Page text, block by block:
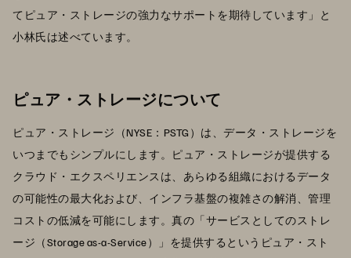
てピュア・ストレージの強力なサポートを期待しています」と
小林氏は述べています。
ピュア・ストレージについて
ピュア・ストレージ（NYSE：PSTG）は、データ・ストレージを
いつまでもシンプルにします。ピュア・ストレージが提供する
クラウド・エクスペリエンスは、あらゆる組織におけるデータ
の可能性の最大化および、インフラ基盤の複雑さの解消、管理
コストの低減を可能にします。真の「サービスとしてのストレ
ージ（Storage as-a-Service）」を提供するというピュア・スト